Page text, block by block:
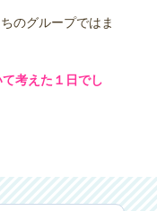
のグループではま
考えた１日でし